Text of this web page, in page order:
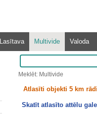
Lasītava Multivide Valoda
Meklēt: Multivide
Atlasīti objekti 5 km
Skatīt atlasīto attēlu